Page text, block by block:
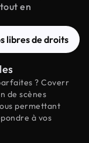
en
libres de droits
? Coverr
de scènes
permettant
à vos